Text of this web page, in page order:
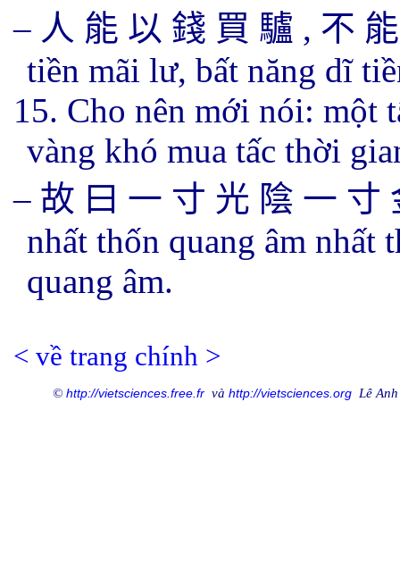
– 人 能 以 錢 買 驢 , 不
tiền mãi lư, bất năng dĩ
15. Cho nên mới nói: một
vàng khó mua tấc thời
– 故 曰 一 寸 光 陰 一 寸
nhất thốn quang âm
quang âm.
< về trang chính >
© http://vietsciences.free.fr và http://vietsciences. org Lê